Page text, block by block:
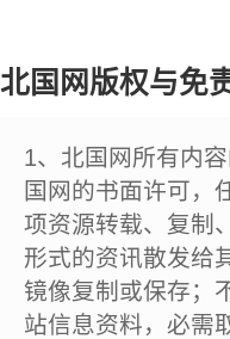
北国网版权与免
1、北国网所有内
国网的书面许可，
项资源转载、复制
形式的资讯散发给
镜像复制或保存；
站信息资料，必需